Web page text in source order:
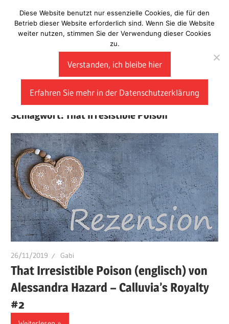
Inhalt
springen
Laberladen
Schlagwort: That Irresistible Poison
26/11/2019 Gabi
That Irresistible Poison (englisch) von
Alessandra Hazard – Calluvia’s Royalty
#2
Diese Website benutzt nur essenzielle Cookies, die für den
Betrieb dieser Website erforderlich sind. Wenn Sie die Website
weiter nutzen, stimmen Sie der Verwendung dieser Cookies
zu.
Verstanden, ich bleibe hier
Erfahren Sie mehr in der Datenschutzerklärung